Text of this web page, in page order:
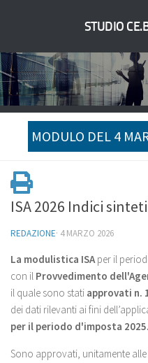
STUDIO
MODULO DEL 4
ISA 2026 Indici
REDAZIONE· 4 MARZO 2026
La modulistica ISAper il
con il Provvedimento
il quale sono stati approvati n.
dei dati rilevanti ai fini
per il periodo d'imposta 2025.
Sono approvati, unitamente